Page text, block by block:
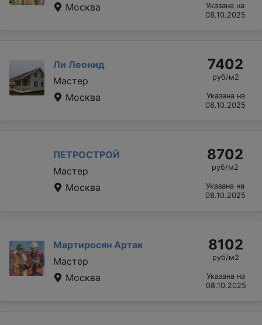
Москва
Указана на
08.10.2025
Ли Леонид
Мастер
Москва
7402
руб/м2
Указана на
08.10.2025
ПЕТРОСТРОЙ
Мастер
Москва
8702
руб/м2
Указана на
08.10.2025
Мартиросян Артак
Мастер
Москва
8102
руб/м2
Указана на
08.10.2025